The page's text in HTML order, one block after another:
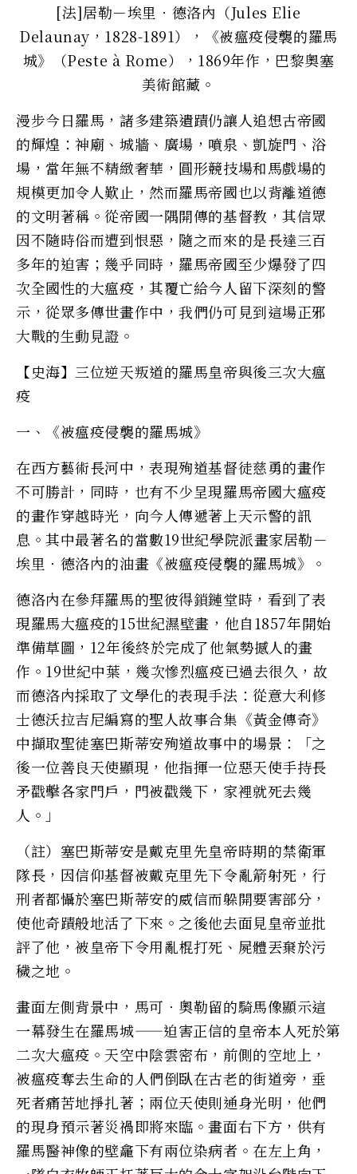
[法]居勒－埃里‧德洛內（Jules Elie
Delaunay，1828-1891），《被瘟疫侵襲的羅馬
城》（Peste à Rome），1869年作，巴黎奧塞
美術館藏。
漫步今日羅馬，諸多建築遺蹟仍讓人追想古帝國
的輝煌：神廟、城牆、廣場，噴泉、凱旋門、浴
場，當年無不精緻奢華，圓形競技場和馬戲場的
規模更加令人歎止，然而羅馬帝國也以背離道德
的文明著稱。從帝國一隅開傳的基督教，其信眾
因不隨時俗而遭到恨惡，隨之而來的是長達三百
多年的迫害；幾乎同時，羅馬帝國至少爆發了四
次全國性的大瘟疫，其覆亡給今人留下深刻的警
示，從眾多傳世畫作中，我們仍可見到這場正邪
大戰的生動見證。
【史海】三位逆天叛道的羅馬皇帝與後三次大瘟
疫
一、《被瘟疫侵襲的羅馬城》
在西方藝術長河中，表現殉道基督徒慈勇的畫作
不可勝計，同時，也有不少呈現羅馬帝國大瘟疫
的畫作穿越時光，向今人傳遞著上天示警的訊
息。其中最著名的當數19世紀學院派畫家居勒－
埃里‧德洛內的油畫《被瘟疫侵襲的羅馬城》。
德洛內在參拜羅馬的聖彼得鎖鏈堂時，看到了表
現羅馬大瘟疫的15世紀濕壁畫，他自1857年開始
準備草圖，12年後終於完成了他氣勢撼人的畫
作。19世紀中葉，幾次慘烈瘟疫已過去很久，故
而德洛內採取了文學化的表現手法：從意大利修
士德沃拉吉尼編寫的聖人故事合集《黃金傳奇》
中擷取聖徒塞巴斯蒂安殉道故事中的場景：「之
後一位善良天使顯現，他指揮一位惡天使手持長
矛戳擊各家門戶，門被戳幾下，家裡就死去幾
人。」
（註）塞巴斯蒂安是戴克里先皇帝時期的禁衛軍
隊長，因信仰基督被戴克里先下令亂箭射死，行
刑者都懾於塞巴斯蒂安的威信而躲開要害部分，
使他奇蹟般地活了下來。之後他去面見皇帝並批
評了他，被皇帝下令用亂棍打死、屍體丟棄於污
穢之地。
畫面左側背景中，馬可‧奧勒留的騎馬像顯示這
一幕發生在羅馬城——迫害正信的皇帝本人死於第
二次大瘟疫。天空中陰雲密布，前側的空地上，
被瘟疫奪去生命的人們倒臥在古老的街道旁，垂
死者痛苦地掙扎著；兩位天使則通身光明，他們
的現身預示著災禍即將來臨。畫面右下方，供有
羅馬醫神像的壁龕下有兩位染病者。在左上角，